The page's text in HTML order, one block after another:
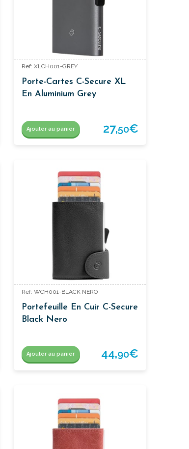
Ref: XLCH001-GREY
Porte-Cartes C-Secure XL
En Aluminium Grey
Ajouter au panier 27,50€
Ref: WCH001-BLACK NERO
Portefeuille En Cuir C-Secure
Black Nero
Ajouter au panier 44,90€